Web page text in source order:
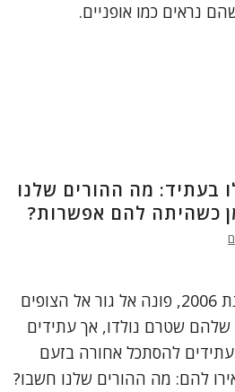
נראים כמו אופניים.
בעתיד: מה ההורים שלנו
כשהיתה להם אפשרות?
בסרט 'אמת מטרידה' שיצא לאקרנים בשנת 2006, פונה אל גור אל הצופים
שטרם נולדו, אך עתידים
להסתכל אחורה בזעם
להם: מה ההורים שלנו חשבו?